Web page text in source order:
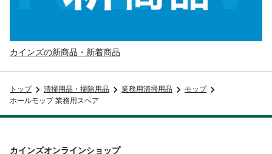
カインズの新商品・新着商品
トップ 清掃用品・掃除用品 業務用清掃用品
モップ
ホールモップ 業務用スペア
カインズオンラインショップ